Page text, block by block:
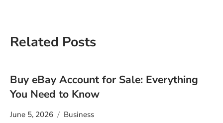
Related Posts
Buy eBay Account for Sale: Everything
You Need to Know
June 5, 2026 Business